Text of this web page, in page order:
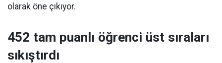
olarak öne çıkıyor.
452 tam puanlı öğrenci üst sıraları
sıkıştırdı